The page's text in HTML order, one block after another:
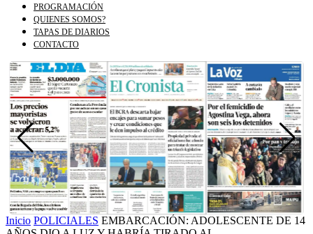
PROGRAMACIÓN
QUIENES SOMOS?
TAPAS DE DIARIOS
CONTACTO
Inicio POLICIALES EMBARCACIÓN: ADOLESCENTE DE 14